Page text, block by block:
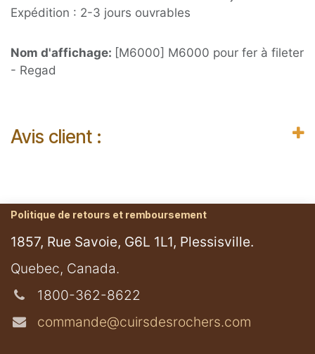
Expédition : 2-3 jours ouvrables
Nom d'affichage: [M6000] M6000 pour fer à fileter
- Regad
Avis client :
Politique de retours et remboursement
1857, Rue Savoie, G6L 1L1, Plessisville.
​Quebec, Canada.
1800-362-8622
commande@cuirsdesrochers.com